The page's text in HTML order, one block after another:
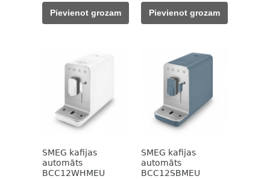
was:
838,00 €.
499,00 €.
Pievienot grozam
was:
730,00 €.
649,00 €.
Pievienot grozam
SMEG kafijas
automāts
BCC12WHMEU
SMEG kafijas
automāts
BCC12SBMEU